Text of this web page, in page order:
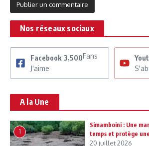
Nos réseaux sociaux
Facebook 3,500Fans
J'aime
A la Une
1
Simamboini : Une
temps et protège
20 juillet 2026